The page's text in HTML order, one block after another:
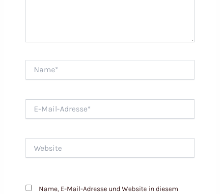
Mail-
Name, E-Mail-Adresse und Website in diesem